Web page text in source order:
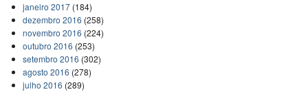
janeiro 2017(184)
dezembro 2016 (258)
novembro 2016 (224)
outubro 2016 (253)
setembro 2016 (302)
agosto 2016 (278)
julho 2016 (289)